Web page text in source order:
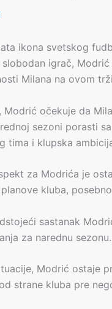
ikona svetskog
igrač,
Milana na ovom
Modrić očekuje da
sezoni porasti
tima i klupska
za Modrića je
kluba,
sastanak
za narednu
Modrić ostaje
strane kluba pre